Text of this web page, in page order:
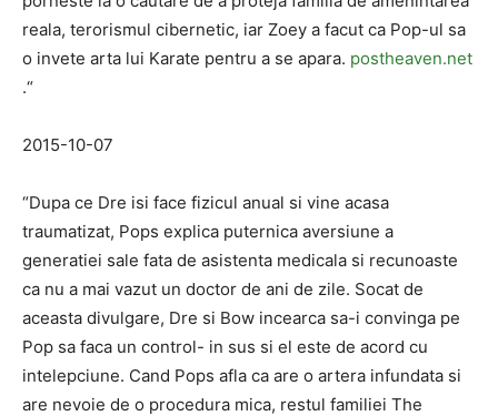
reala, terorismul cibernetic, iar Zoey a facut ca Pop-ul sa
o invete arta lui Karate pentru a se apara. postheaven.net
.“
2015-10-07
“Dupa ce Dre isi face fizicul anual si vine acasa
traumatizat, Pops explica puternica aversiune a
generatiei sale fata de asistenta medicala si recunoaste
ca nu a mai vazut un doctor de ani de zile. Socat de
aceasta divulgare, Dre si Bow incearca sa-i convinga pe
Pop sa faca un control- in sus si el este de acord cu
intelepciune. Cand Pops afla ca are o artera infundata si
are nevoie de o procedura mica, restul familiei The